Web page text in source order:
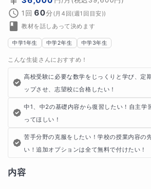
1回 60分 (月4回(週1回目安))
教材を話しあって決めます
中学1年生 中学2年生 中学3年生
こんな生徒さんにおすすめ！
高校受験に必要な数学をじっくりと学び、定
ップさせ、志望校に合格したい！
中1、中2の基礎内容から復習したい！自主学
ってほしい！
苦手分野の克服をしたい！学校の授業内容の
い！追加オプションは全て無料で付けたい！
内容